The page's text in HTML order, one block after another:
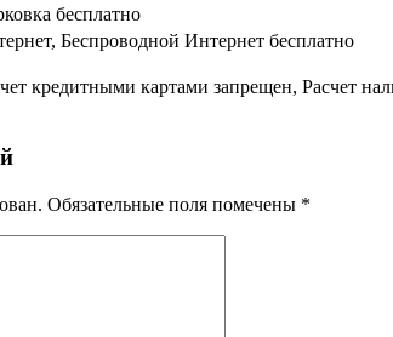
бесплатно
Беспроводной Интернет бесплатно
кредитными картами запрещен, Расчет
Обязательные поля помечены *